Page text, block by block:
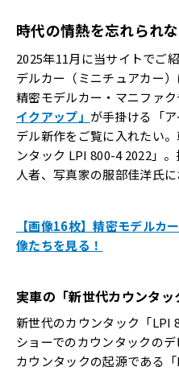
時代の情熱を忘れられ
2025年11月に当サイトでご
デルカー（ミニチュアカー
精密モデルカー・マニファ
イクアップ」 が手掛ける「
デル新作をご覧に入れたい
ンタック LPI 800-4 2022」
人者、写真家の服部佳洋氏に
【画像16枚】精密モデルカ
像たちを見る！
実車の「新世代カウンタッ
新世代のカウンタック「LPI
ショーでのカウンタックのデ
カウンタックの起源である